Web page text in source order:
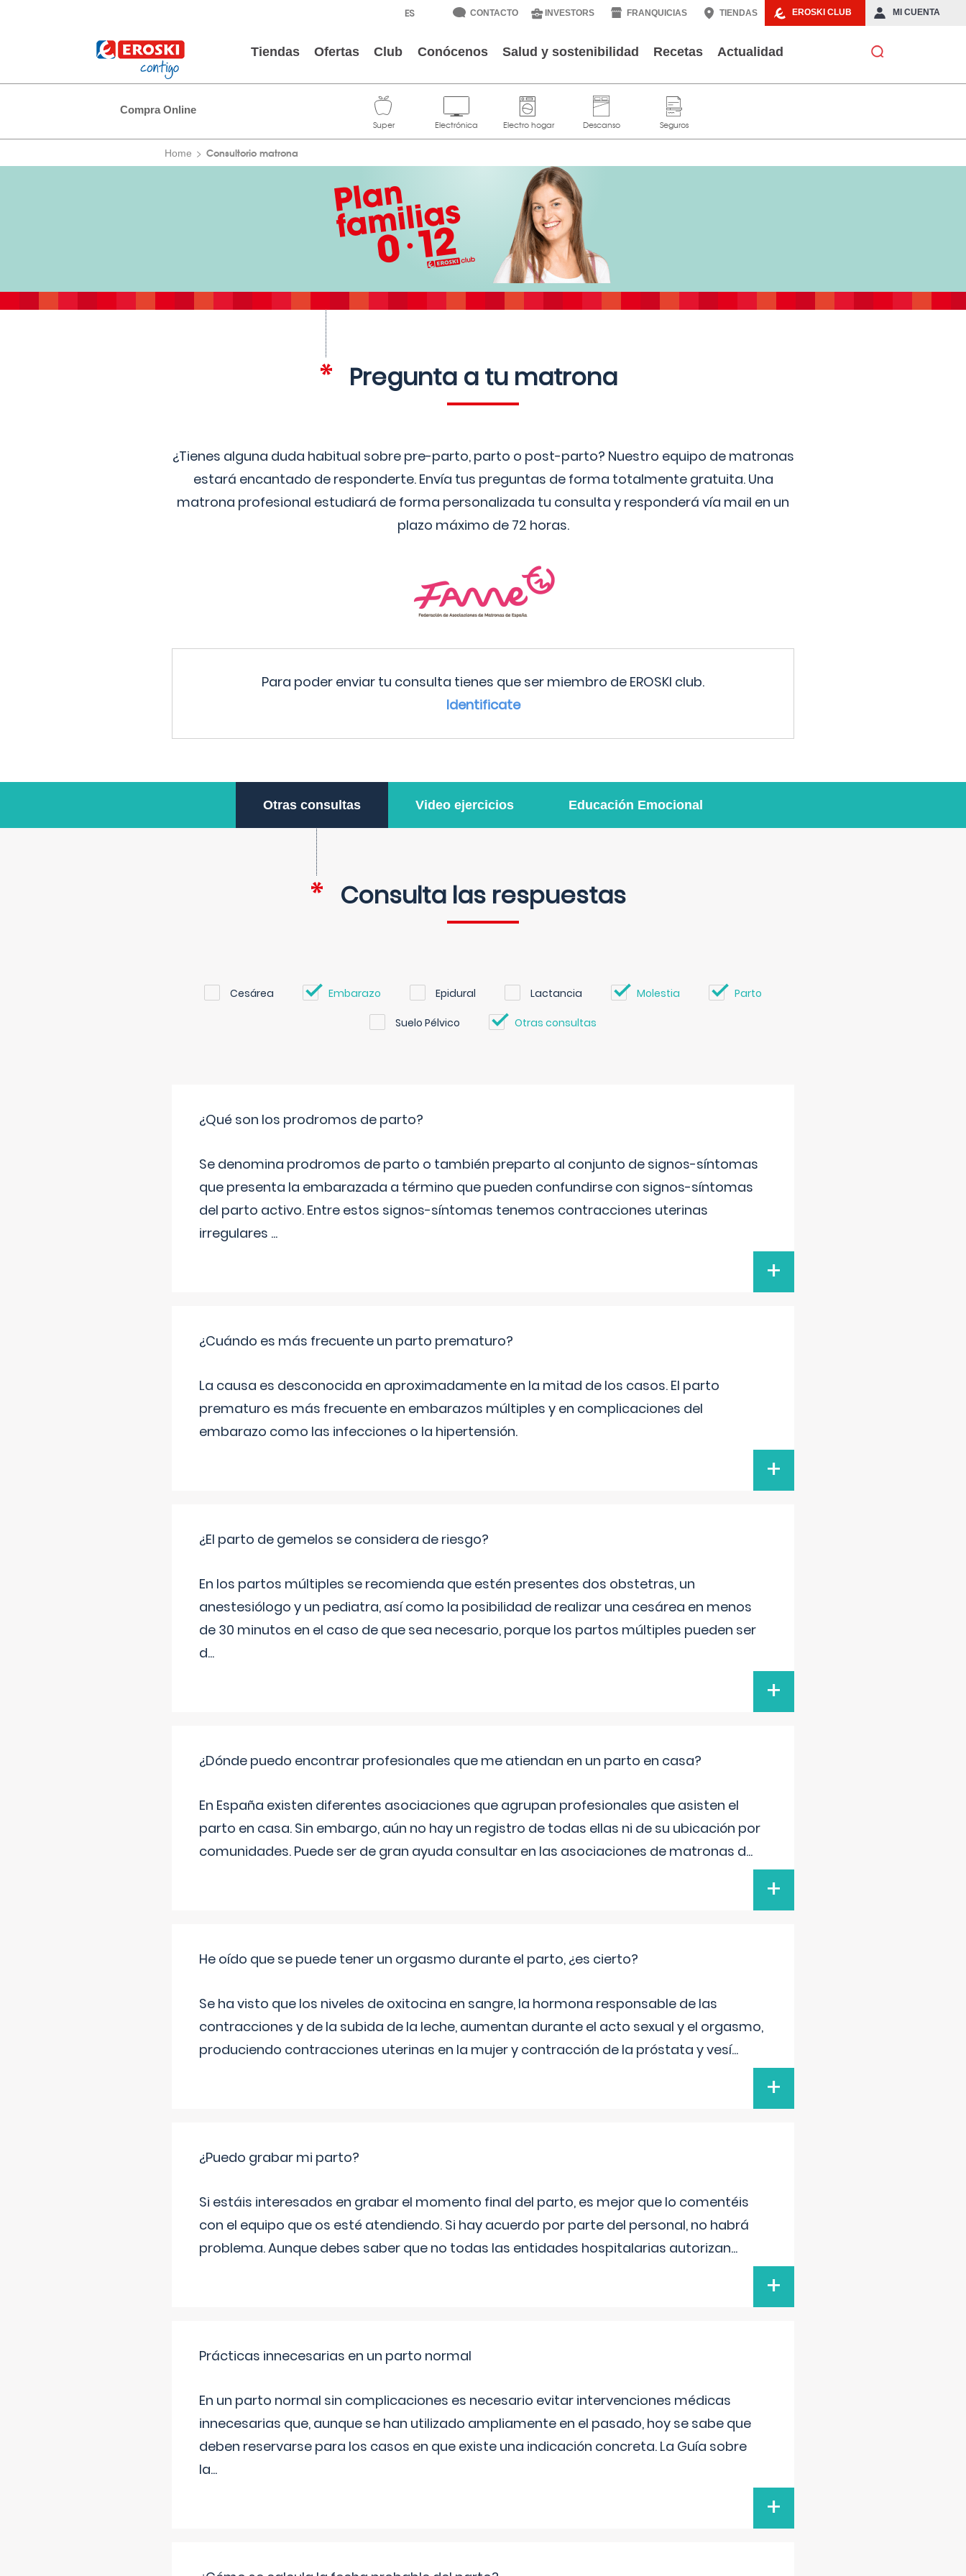
EROSKI CLUB MI CUENTA
CONTACTO INVESTORS FRANQUICIAS TIENDAS
Tiendas Ofertas Club Conócenos Salud y sostenibilidad Recetas Actualidad
Compra Online
Home Consultorio matrona
Pregunta a tu matrona
¿Tienes alguna duda habitual sobre pre-parto, parto o post-parto? Nuestro equipo de matronas
estará encantado de responderte. Envía tus preguntas de forma totalmente gratuita. Una
matrona profesional estudiará de forma personalizada tu consulta y responderá vía mail en un
plazo máximo de 72 horas.
Para poder enviar tu consulta tienes que ser miembro de EROSKI club.
Identificate
Otras consultas Video ejercicios Educación Emocional
Consulta las respuestas
Cesárea Embarazo Epidural Lactancia Molestia Parto
Suelo Pélvico Otras consultas
¿Qué son los prodromos de parto?
Se denomina prodromos de parto o también preparto al conjunto de signos-síntomas
que presenta la embarazada a término que pueden confundirse con signos-síntomas
del parto activo. Entre estos signos-síntomas tenemos contracciones uterinas
irregulares ...
+
¿Cuándo es más frecuente un parto prematuro?
La causa es desconocida en aproximadamente en la mitad de los casos. El parto
prematuro es más frecuente en embarazos múltiples y en complicaciones del
embarazo como las infecciones o la hipertensión.
+
¿El parto de gemelos se considera de riesgo?
En los partos múltiples se recomienda que estén presentes dos obstetras, un
anestesiólogo y un pediatra, así como la posibilidad de realizar una cesárea en menos
de 30 minutos en el caso de que sea necesario, porque los partos múltiples pueden ser
d...
+
¿Dónde puedo encontrar profesionales que me atiendan en un parto en casa?
En España existen diferentes asociaciones que agrupan profesionales que asisten el
parto en casa. Sin embargo, aún no hay un registro de todas ellas ni de su ubicación por
comunidades. Puede ser de gran ayuda consultar en las asociaciones de matronas d...
+
He oído que se puede tener un orgasmo durante el parto, ¿es cierto?
Se ha visto que los niveles de oxitocina en sangre, la hormona responsable de las
contracciones y de la subida de la leche, aumentan durante el acto sexual y el orgasmo,
produciendo contracciones uterinas en la mujer y contracción de la próstata y vesí...
+
¿Puedo grabar mi parto?
Si estáis interesados en grabar el momento final del parto, es mejor que lo comentéis
con el equipo que os esté atendiendo. Si hay acuerdo por parte del personal, no habrá
problema. Aunque debes saber que no todas las entidades hospitalarias autorizan...
+
Prácticas innecesarias en un parto normal
En un parto normal sin complicaciones es necesario evitar intervenciones médicas
innecesarias que, aunque se han utilizado ampliamente en el pasado, hoy se sabe que
deben reservarse para los casos en que existe una indicación concreta. La Guía sobre
la...
+